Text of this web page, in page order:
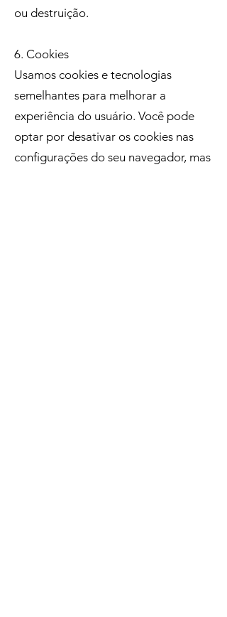
ou destruição.
6. Cookies
Usamos cookies e tecnologias
semelhantes para melhorar a
experiência do usuário. Você pode
optar por desativar os cookies nas
configurações do seu navegador, mas